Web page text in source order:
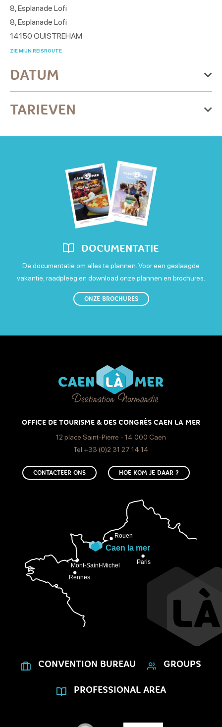
8, Esplanade Lofi
8, Esplanade Lofi
14150 OUISTREHAM
ZIE MIJN REISROUTE
DATUM
De vrijdag 21 augustus 2026
TARIEVEN
Basistarief: Free with consumption
DOCUMENTATIE
De documentatie om alles te plannen. Voor een geslaagde
vakantie, raadpleeg en download onze plannen en brochures.
ONZE BROCHURES
OFFICE DE TOURISME & DES CONGRÈS CAEN LA MER
12 place Saint-Pierre - 14 000 Caen
Tel.+33 (0)2 31 27 14 14
CONTACTEER ONS HOE KOM JE DAAR ?
CONVENTION BUREAU GROUPS
PROFESSIONAL AREA